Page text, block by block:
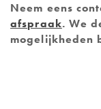
Neem eens
afspraak. We
mogelijkheden